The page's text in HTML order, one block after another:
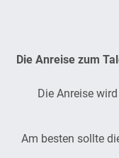
Die Anreise zum
Die Anreise
Am besten sollte